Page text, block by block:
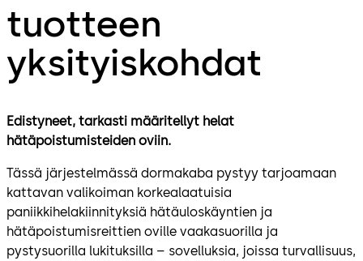
tuotteen
yksityiskohdat
Edistyneet, tarkasti määritellyt helat
hätäpoistumisteiden oviin.
Tässä järjestelmässä dormakaba pystyy tarjoamaan
kattavan valikoiman korkealaatuisia
paniikkihelakiinnityksiä hätäuloskäyntien ja
hätäpoistumisreittien oville vaakasuorilla ja
pystysuorilla lukituksilla – sovelluksia, joissa turvallisuus,